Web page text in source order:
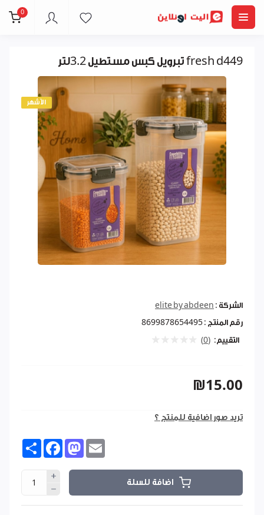
0
تبرويل كبس مستطيل 3.2لتر fresh d449
الأشهر
الشركة : elite by abdeen
رقم المنتج : 8699878654495
التقييم: (0)
₪15.00
تريد صور اضافية للمنتج ؟
Share FacebookMastodon
اضافة للسلة